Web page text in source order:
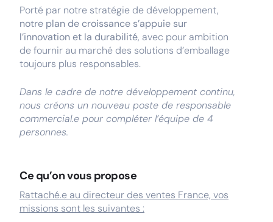
Porté par notre stratégie de développement,
notre plan de croissance s’appuie sur
l’innovation et la durabilité, avec pour ambition
de fournir au marché des solutions d’emballage
toujours plus responsables.
Dans le cadre de notre développement continu,
nous créons un nouveau poste de responsable
commercial.e pour compléter l’équipe de 4
personnes.
Ce qu’on vous propose
Rattaché.e au directeur des ventes France, vos
missions sont les suivantes :